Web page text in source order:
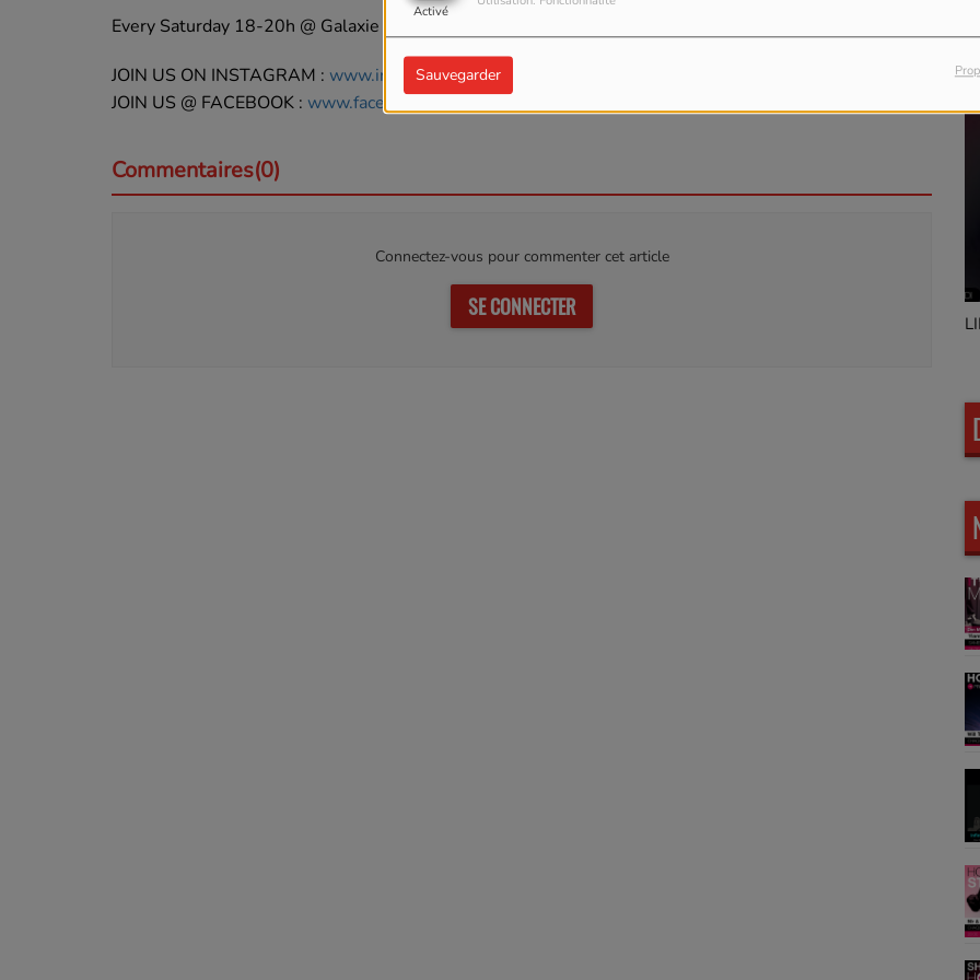
Activé
Sauvegarder
Every Saturday 18-20h @ Galaxie 95.3 France (
JOIN US ON INSTAGRAM : www.instagram.com/itsjustmuzikradio
JOIN US @ FACEBOOK : www.facebook.com/itsjustmuzikradio
Commentaires(0)
Connectez-vous pour commenter cet article
SE CONNECTER